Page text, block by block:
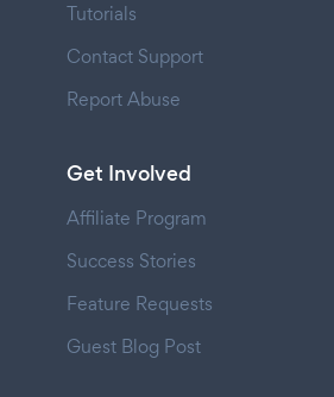
Tutorials
Contact Support
Report Abuse
Get Involved
Affiliate Program
Success Stories
Feature Requests
Guest Blog Post